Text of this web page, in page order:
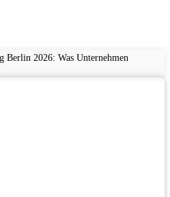
Berlin 2026: Was Unternehmen